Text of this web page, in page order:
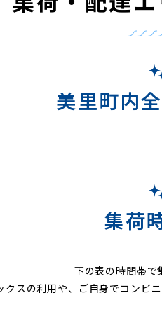
美里町内
集荷
下の表の時間帯で
クスの利用や、ご自身でコンビ